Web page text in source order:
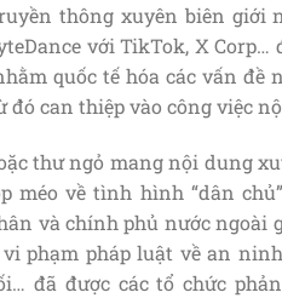
thông xuyên biên giới
với TikTok, X
quốc tế hóa các vấn đề
can thiệp vào công việc
thư ngỏ mang nội dung
về tình hình “dân
và chính phủ nước ngoài
phạm pháp luật về an
đã được các tổ chức